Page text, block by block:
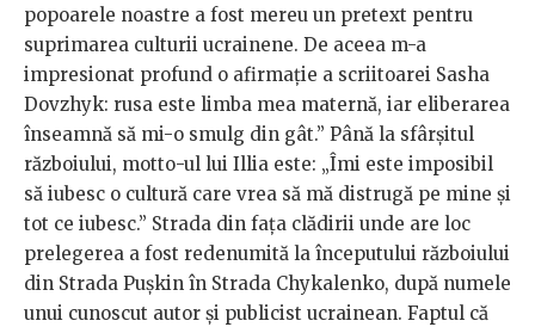
popoarele noastre a fost mereu un pretext pentru
suprimarea culturii ucrainene. De aceea m-a
impresionat profund o afirmație a scriitoarei Sasha
Dovzhyk: rusa este limba mea maternă, iar eliberarea
înseamnă să mi-o smulg din gât.” Până la sfârșitul
războiului, motto-ul lui Illia este: „Îmi este imposibil
să iubesc o cultură care vrea să mă distrugă pe mine și
tot ce iubesc.” Strada din fața clădirii unde are loc
prelegerea a fost redenumită la începutului războiului
din Strada Pușkin în Strada Chykalenko, după numele
unui cunoscut autor și publicist ucrainean. Faptul că